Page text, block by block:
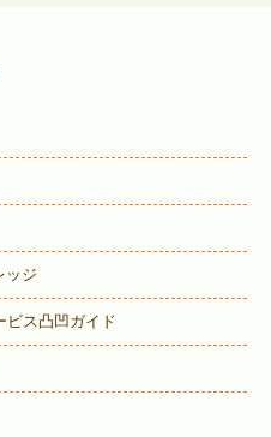
ッジ
ビス凸凹ガイド